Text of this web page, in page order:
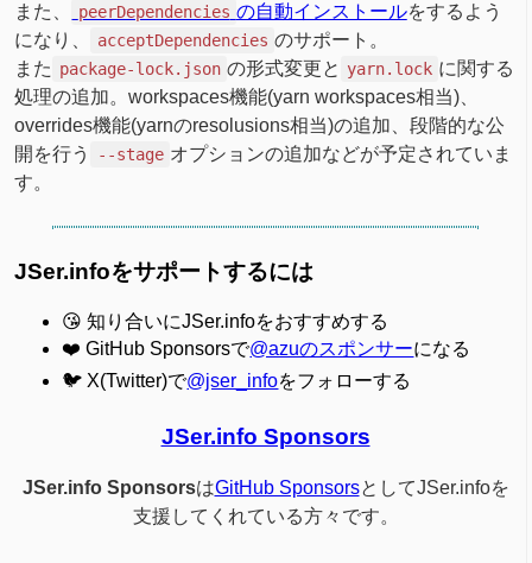
また、 peerDependencies の自動インストールをするよう
になり、
acceptDependencies のサポート。
また package-lock.json の形式変更と yarn.lock に関する
処理の追加。workspaces機能(yarn workspaces相当)、
overrides機能(yarnのresolusions相当)の追加、段階的な公
開を行う
--stage オプションの追加などが予定されていま
す。
JSer.infoをサポートするには
😘 知り合いにJSer.infoをおすすめする
❤️ GitHub Sponsorsで@azuのスポンサーになる
🐦 X(Twitter)で@jser_infoをフォローする
JSer.info Sponsors
JSer.info SponsorsはGitHub SponsorsとしてJSer.infoを
支援してくれている方々です。